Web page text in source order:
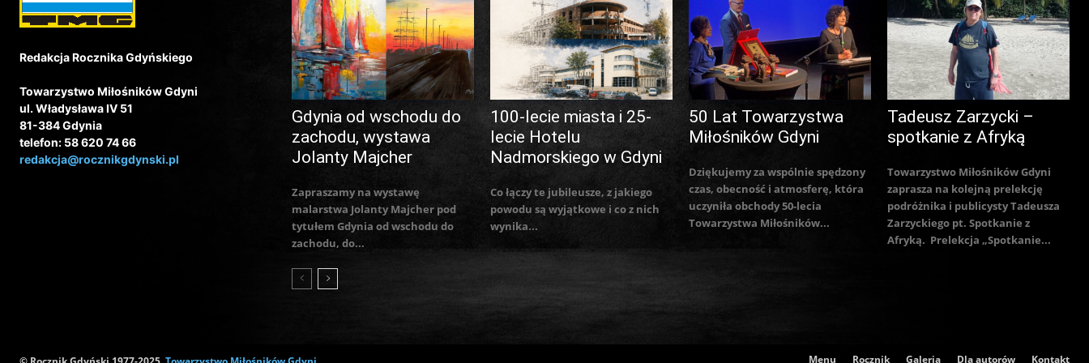
Redakcja Rocznika Gdyńskiego
Towarzystwo Miłośników Gdyni
ul. Władysława IV 51
81-384 Gdynia
telefon: 58 620 74 66
redakcja@rocznikgdynski.pl
Gdynia od wschodu do
zachodu, wystawa
Jolanty Majcher
Zapraszamy na wystawę
malarstwa Jolanty Majcher pod
tytułem Gdynia od wschodu do
zachodu, do...
100-lecie miasta i 25-
lecie Hotelu
Nadmorskiego w Gdyni
Co łączy te jubileusze, z jakiego
powodu są wyjątkowe i co z nich
wynika...
50 Lat Towarzystwa
Miłośników Gdyni
Dziękujemy za wspólnie spędzony
czas, obecność i atmosferę, która
uczyniła obchody 50-lecia
Towarzystwa Miłośników...
Tadeusz Zarzycki –
spotkanie z Afryką
Towarzystwo Miłośników Gdyni
zaprasza na kolejną prelekcję
podróżnika i publicysty Tadeusza
Zarzyckiego pt. Spotkanie z
Afryką. Prelekcja „Spotkanie...
Menu Rocznik Galeria Dla autorów Kontakt